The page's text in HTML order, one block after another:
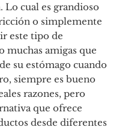
cual es grandioso
o simplemente
este tipo de
muchas amigas que
su estómago cuando
siempre es bueno
razones, pero
que ofrece
desde diferentes